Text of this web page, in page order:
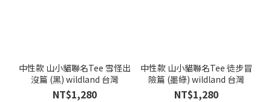
中性款 山小貓聯名Tee 雪怪出
沒篇 (黑) wildland 台灣
NT$1,280
中性款 山小貓聯名Tee 徒步冒
險篇 (墨綠) wildland 台灣
NT$1,280